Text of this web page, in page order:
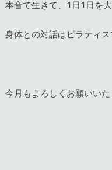
本音で生きて、1日1日を
身体との対話はピラティス
今月もよろしくお願いいた